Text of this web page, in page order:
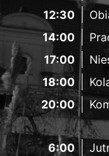
12:30
14:00
17:00
18:00
20:00
6:00